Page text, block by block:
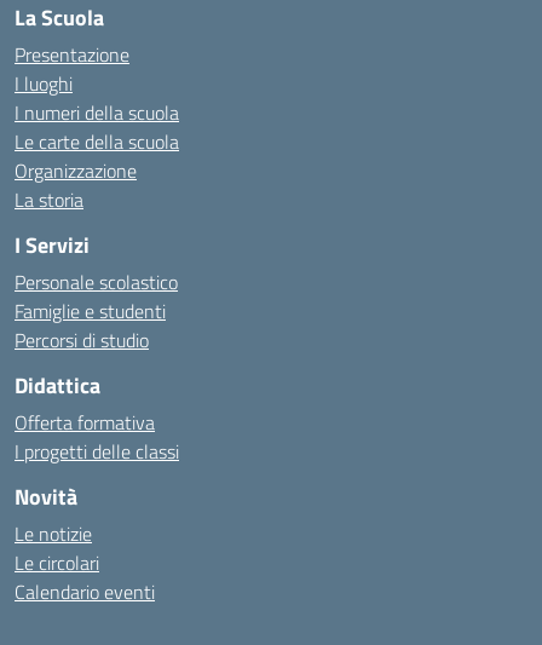
La Scuola
Presentazione
I luoghi
I numeri della scuola
Le carte della scuola
Organizzazione
La storia
I Servizi
Personale scolastico
Famiglie e studenti
Percorsi di studio
Didattica
Offerta formativa
I progetti delle classi
Novità
Le notizie
Le circolari
Calendario eventi